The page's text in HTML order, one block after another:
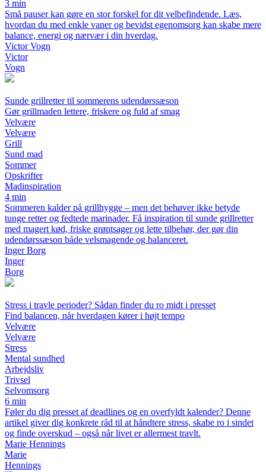
3 min
Små pauser kan gøre en stor forskel for dit velbefindende. Læs,
hvordan du med enkle vaner og bevidst egenomsorg kan skabe mere
balance, energi og nærvær i din hverdag.
Victor Vogn
Victor
Vogn
Sunde grillretter til sommerens udendørssæson
Gør grillmaden lettere, friskere og fuld af smag
Velvære
Velvære
Grill
Sund mad
Sommer
Opskrifter
Madinspiration
4 min
Sommeren kalder på grillhygge – men det behøver ikke betyde
tunge retter og fedtede marinader. Få inspiration til sunde grillretter
med magert kød, friske grøntsager og lette tilbehør, der gør din
udendørssæson både velsmagende og balanceret.
Inger Borg
Inger
Borg
Stress i travle perioder? Sådan finder du ro midt i presset
Find balancen, når hverdagen kører i højt tempo
Velvære
Velvære
Stress
Mental sundhed
Arbejdsliv
Trivsel
Selvomsorg
6 min
Føler du dig presset af deadlines og en overfyldt kalender? Denne
artikel giver dig konkrete råd til at håndtere stress, skabe ro i sindet
og finde overskud – også når livet er allermest travlt.
Marie Hennings
Marie
Hennings